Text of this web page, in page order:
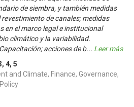
de siembra, y también medidas
de canales; medidas
en el marco legal e institucional
climático y la variabilidad.
acciones de b... Leer más
, 4, 5
and Climate, Finance, Governance,